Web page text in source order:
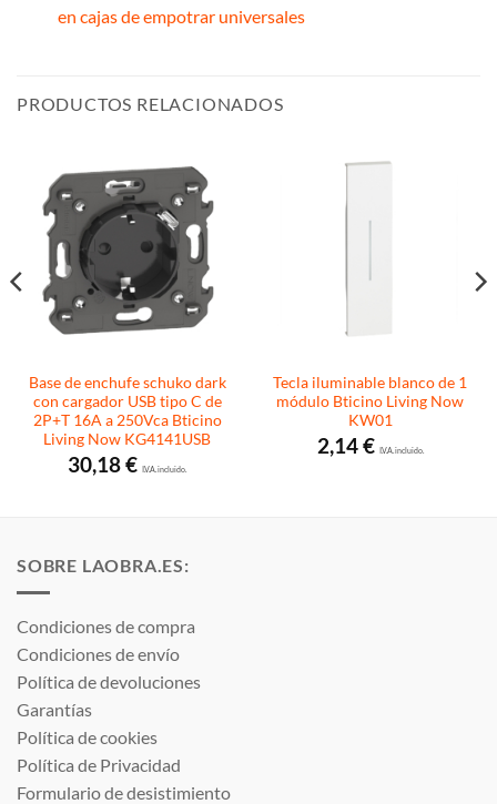
en cajas de empotrar universales
PRODUCTOS RELACIONADOS
Base de enchufe schuko dark
con cargador USB tipo C de
2P+T 16A a 250Vca Bticino
Living Now KG4141USB
30,18€ I.V.A. incluido.
Tecla iluminable blanco de 1
módulo Bticino Living Now
KW01
2,14€I.V.A. incluido.
SOBRE LAOBRA.ES:
Condiciones de compra
Condiciones de envío
Política de devoluciones
Garantías
Política de cookies
Política de Privacidad
Formulario de desistimiento